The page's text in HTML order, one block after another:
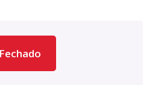
Fechado